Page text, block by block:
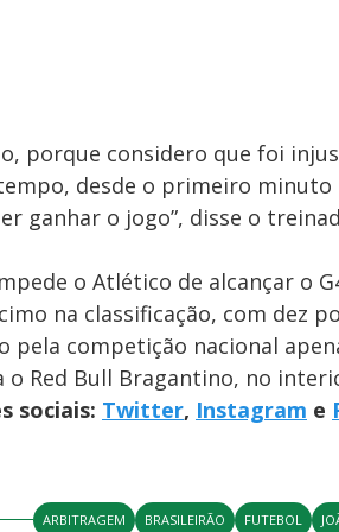
porque considero que foi
desde o primeiro minuto
ganhar o jogo”, disse o
o Atlético de alcançar o
na classificação, com dez
pela competição nacional
o Red Bull Bragantino, no
sociais: Twitter, Instagram e
ARBITRAGEM BRASILEIRÃO FUTEBOL